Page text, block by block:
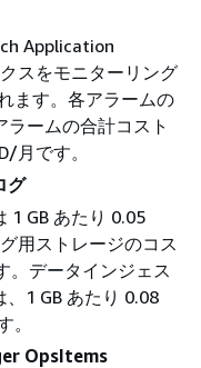
Application
スをモニターリング
ます。各アラームの
ラームの合計コスト
月です。
グ
1 GB あたり 0.05
用ストレージのコス
。データインジェス
、1 GB あたり 0.08
。
OpsItems